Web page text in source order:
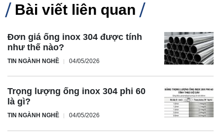
Bài viết liên quan
Đơn giá ống inox 304 được tính
như thế nào?
TIN NGÀNH NGHỀ 04/05/2026
Trọng lượng ống inox 304 phi 60
là gì?
TIN NGÀNH NGHỀ 04/05/2026